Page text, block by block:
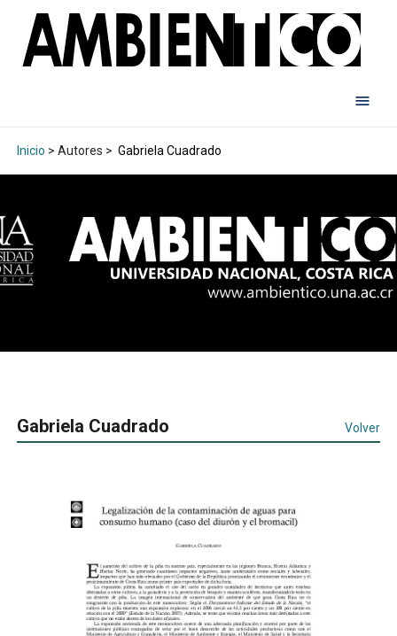
Inicio > Autores > Gabriela Cuadrado
Gabriela Cuadrado Volver